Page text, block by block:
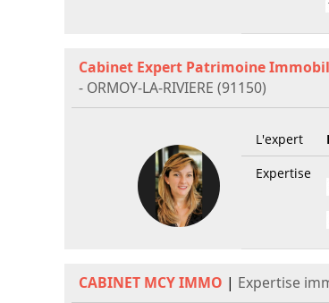
Cabinet Expert Patrimoine
- ORMOY-LA-RIVIERE (91150)
L'expert
Expertise
CABINET MCY IMMO | Expertise